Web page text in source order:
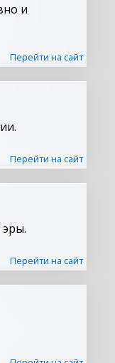
и
Перейти на сайт
Перейти на сайт
Перейти на сайт